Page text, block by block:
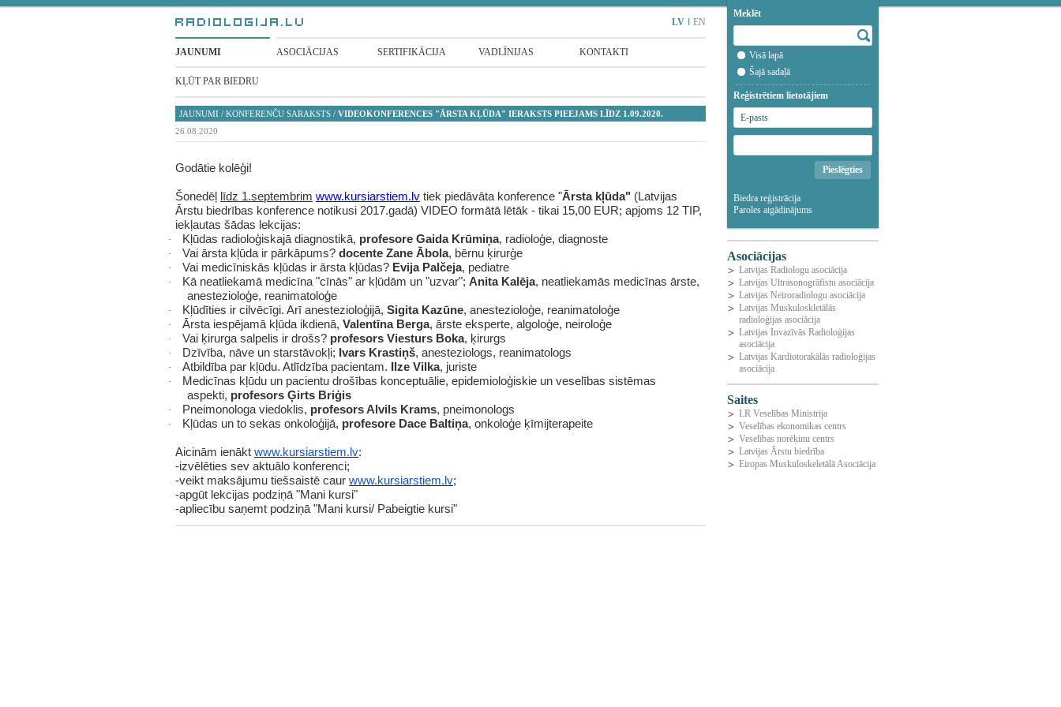
LV EN
JAUNUMI ASOCIĀCIJAS SERTIFIKĀCIJA VADLĪNIJAS KONTAKTI
KĻŪT PAR BIEDRU
JAUNUMI / KONFERENČU SARAKSTS / VIDEOKONFERENCES "ĀRSTA KĻŪDA" IERAKSTS PIEEJAMS LĪDZ 1.09.2020.
26.08.2020
Godātie kolēģi!
Šonedēļ līdz 1.septembrim www.kursiarstiem.lv tiek piedāvāta konference "Ārsta kļūda" (Latvijas
Ārstu biedrības konference notikusi 2017.gadā) VIDEO formātā lētāk - tikai 15,00 EUR; apjoms 12 TIP,
iekļautas šādas lekcijas:
· Kļūdas radioloģiskajā diagnostikā, profesore Gaida Krūmiņa, radioloģe, diagnoste
· Vai ārsta kļūda ir pārkāpums? docente Zane Ābola, bērnu ķirurģe
· Vai medicīniskās kļūdas ir ārsta kļūdas? Evija Palčeja, pediatre
· Kā neatliekamā medicīna "cīnās" ar kļūdām un "uzvar"; Anita Kalēja, neatliekamās medicīnas ārste,
anestezioloģe, reanimatoloģe
· Kļūdīties ir cilvēcīgi. Arī anestezioloģijā, Sigita Kazūne, anestezioloģe, reanimatoloģe
· Ārsta iespējamā kļūda ikdienā, Valentīna Berga, ārste eksperte, algoloģe, neiroloģe
· Vai ķirurga salpelis ir drošs? profesors Viesturs Boka, ķirurgs
· Dzīvība, nāve un starstāvokļi; Ivars Krastiņš, anesteziologs, reanimatologs
· Atbildība par kļūdu. Atlīdzība pacientam. Ilze Vilka, juriste
·
Medicīnas kļūdu un pacientu drošības konceptuālie, epidemioloģiskie un veselības sistēmas
aspekti, profesors Ģirts Briģis
· Pneimonologa viedoklis, profesors Alvils Krams, pneimonologs
· Kļūdas un to sekas onkoloģijā, profesore Dace Baltiņa, onkoloģe ķīmijterapeite
Aicinām ienākt www.kursiarstiem.lv:
-izvēlēties sev aktuālo konferenci;
-veikt maksājumu tiešsaistē caur www.kursiarstiem.lv;
-apgūt lekcijas podziņā "Mani kursi"
-apliecību saņemt podziņā "Mani kursi/ Pabeigtie kursi"
Meklēt
Visā lapā
Šajā sadaļā
Reģistrētiem lietotājiem
Biedra reģistrācija
Paroles atgādinājums
Asociācijas
Latvijas Radiologu asociācija
Latvijas Ultrasonogrāfistu asociācija
Latvijas Neiroradiologu asociācija
Latvijas Muskuloskletālās
radioloģijas asociācija
Latvijas Invazīvās Radioloģijas
asociācija
Latvijas Kardiotorakālās radioloģijas
asociācija
Saites
LR Veselības Ministrija
Veselības ekonomikas centrs
Veselības norēķinu centrs
Latvijas Ārstu biedrība
Eiropas Muskuloskeletālā Asociācija